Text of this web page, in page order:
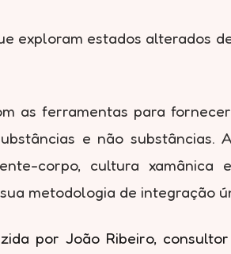
exploram estados alterados
as ferramentas para
e não substâncias.
corpo, cultura xamânica
metodologia de integração
por João Ribeiro,